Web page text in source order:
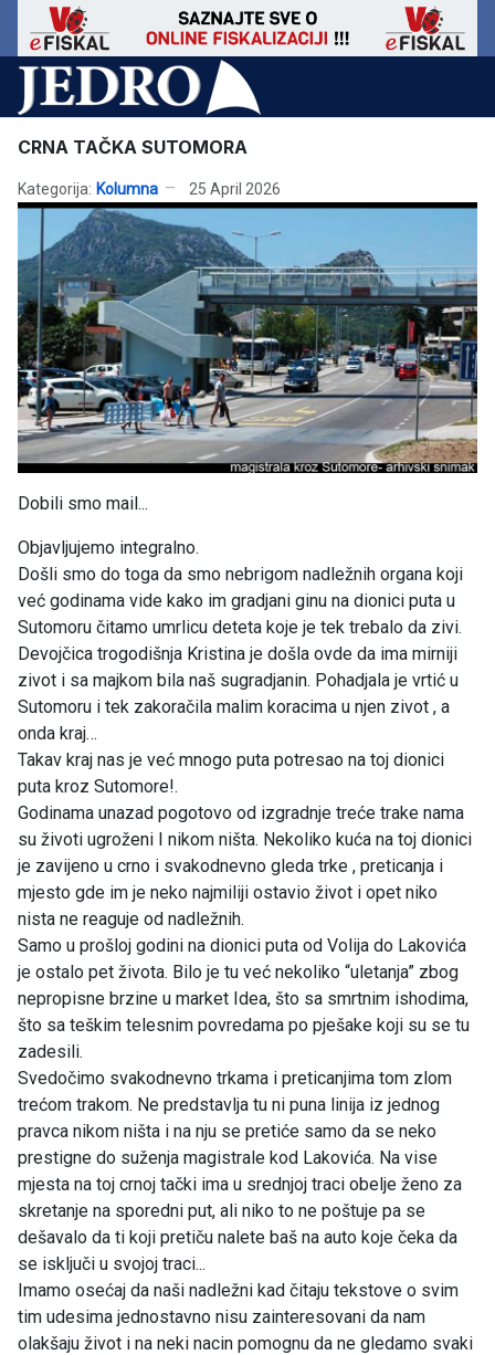
CRNA TAČKA SUTOMORA
Kategorija: Kolumna 25 April 2026
Dobili smo mail...
Objavljujemo integralno.
Došli smo do toga da smo nebrigom nadležnih organa koji
već godinama vide kako im gradjani ginu na dionici puta u
Sutomoru čitamo umrlicu deteta koje je tek trebalo da zivi.
Devojčica trogodišnja Kristina je došla ovde da ima mirniji
zivot i sa majkom bila naš sugradjanin. Pohadjala je vrtić u
Sutomoru i tek zakoračila malim koracima u njen zivot , a
onda kraj…
Takav kraj nas je već mnogo puta potresao na toj dionici
puta kroz Sutomore!.
Godinama unazad pogotovo od izgradnje treće trake nama
su životi ugroženi I nikom ništa. Nekoliko kuća na toj dionici
je zavijeno u crno i svakodnevno gleda trke , preticanja i
mjesto gde im je neko najmiliji ostavio život i opet niko
nista ne reaguje od nadležnih.
Samo u prošloj godini na dionici puta od Volija do Lakovića
je ostalo pet života. Bilo je tu već nekoliko “uletanja” zbog
nepropisne brzine u market Idea, što sa smrtnim ishodima,
što sa teškim telesnim povredama po pješake koji su se tu
zadesili.
Svedočimo svakodnevno trkama i preticanjima tom zlom
trećom trakom. Ne predstavlja tu ni puna linija iz jednog
pravca nikom ništa i na nju se pretiće samo da se neko
prestigne do suženja magistrale kod Lakovića. Na vise
mjesta na toj crnoj tački ima u srednjoj traci obelje ženo za
skretanje na sporedni put, ali niko to ne poštuje pa se
dešavalo da ti koji pretiču nalete baš na auto koje čeka da
se isključi u svojoj traci...
Imamo osećaj da naši nadležni kad čitaju tekstove o svim
tim udesima jednostavno nisu zainteresovani da nam
olakšaju život i na neki nacin pomognu da ne gledamo svaki